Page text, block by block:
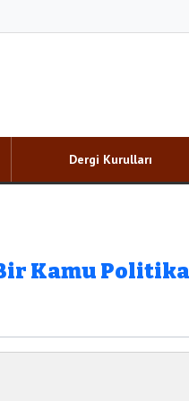
Dergi Kurulları
Kamu